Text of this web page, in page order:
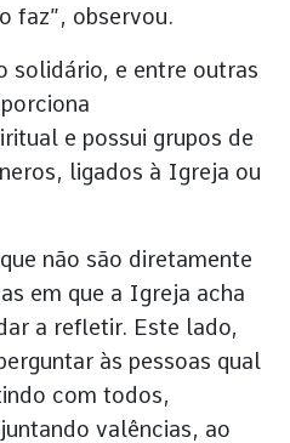
faz”, observou.
solidário, e entre outras
e possui grupos de
ligados à Igreja ou
não são diretamente
em que a Igreja acha
a refletir. Este lado,
às pessoas qual
com todos,
valências, ao